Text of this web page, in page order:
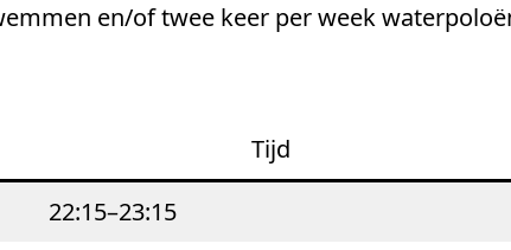
en/of twee keer per week
Tijd
22:15–23:15